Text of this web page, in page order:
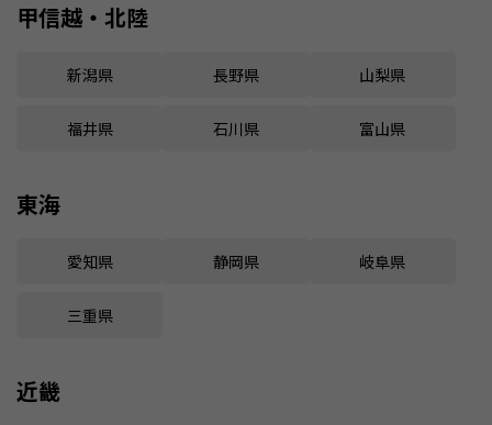
甲信越・北陸
新潟県 長野県 山梨県
福井県 石川県 富山県
東海
愛知県 静岡県 岐阜県
三重県
近畿